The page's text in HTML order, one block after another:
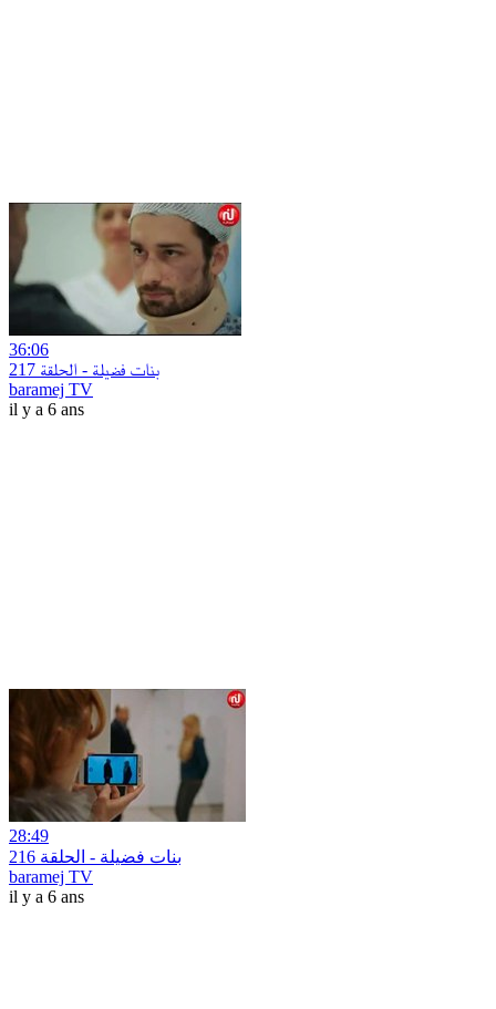
36:06
بنات فضيلة - الحلقة 217
baramej TV
il y a 6 ans
28:49
بنات فضيلة - الحلقة 216
baramej TV
il y a 6 ans